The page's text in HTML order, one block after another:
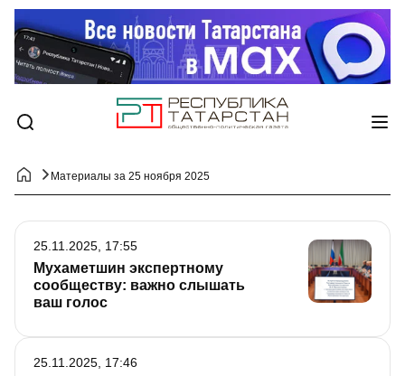
Материалы за 25 ноября 2025
Мухаметшин экспертному
сообществу: важно слышать
ваш голос
25.11.2025, 17:55
25.11.2025, 17:46